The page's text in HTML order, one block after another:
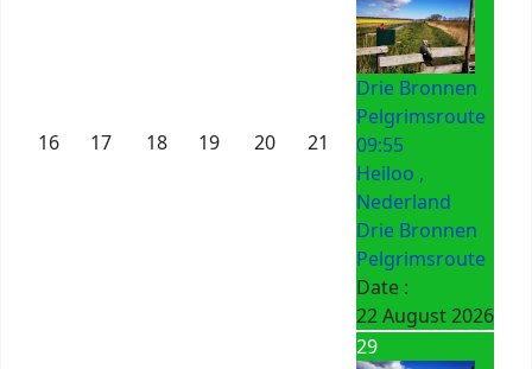
16 17 18 19 20 21
Drie Bronnen
Pelgrimsroute
09:55
Heiloo ,
Nederland
Drie Bronnen
Pelgrimsroute
Date :
22 August 2026
29